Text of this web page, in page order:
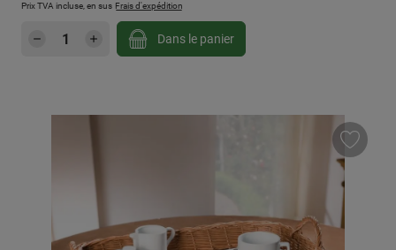
Prix TVA incluse, en sus Frais d'expédition
Quantité de produit : Entrez la quantité
Dans le panier